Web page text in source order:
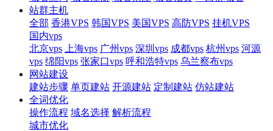
站群主机
全部 香港VPS 韩国VPS 美国VPS 高防VPS 挂机VPS
国内vps
北京vps
上海vps 广州vps 深圳vps 成都vps 杭州vps 河源
vps 绵阳vps 张家口vps 呼和浩特vps 乌兰察布vps
网站建设
建站步骤 单页建站 开源建站 定制建站 仿站建站
全词优化
操作流程 域名选择 解析流程
城市优化